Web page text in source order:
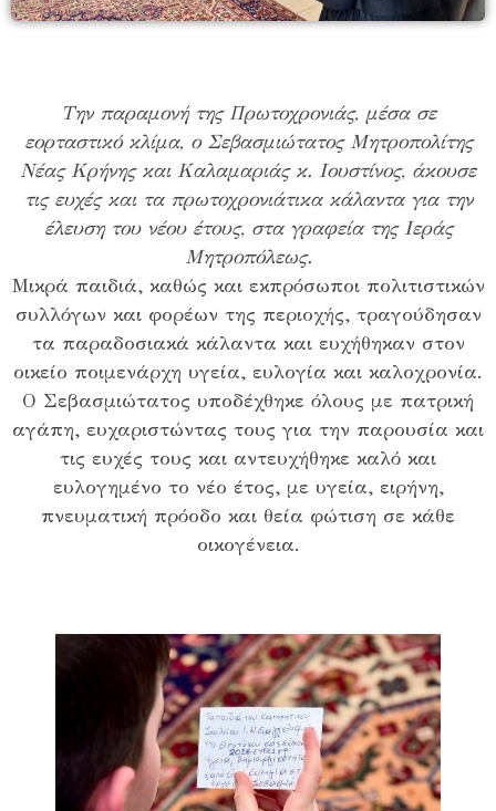
Την παραμονή της Πρωτοχρονιάς, μέσα σε
εορταστικό κλίμα, ο Σεβασμιώτατος Μητροπολίτης
Νέας Κρήνης και Καλαμαριάς κ. Ιουστίνος, άκουσε
τις ευχές και τα πρωτοχρονιάτικα κάλαντα για την
έλευση του νέου έτους, στα γραφεία της Ιεράς
Μητροπόλεως.
Μικρά παιδιά, καθώς και εκπρόσωποι πολιτιστικών
συλλόγων και φορέων της περιοχής, τραγούδησαν
τα παραδοσιακά κάλαντα και ευχήθηκαν στον
οικείο ποιμενάρχη υγεία, ευλογία και καλοχρονία.
Ο Σεβασμιώτατος υποδέχθηκε όλους με πατρική
αγάπη, ευχαριστώντας τους για την παρουσία και
τις ευχές τους και αντευχήθηκε καλό και
ευλογημένο το νέο έτος, με υγεία, ειρήνη,
πνευματική πρόοδο και θεία φώτιση σε κάθε
οικογένεια.